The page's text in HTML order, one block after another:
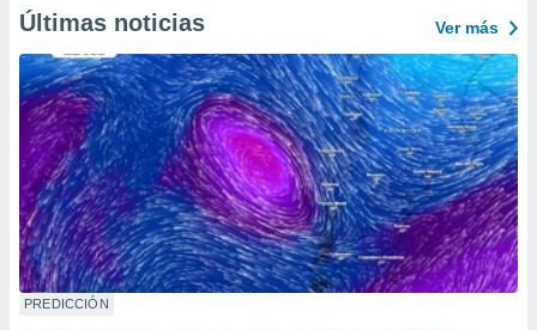
Últimas noticias Ver más
PREDICCIÓN